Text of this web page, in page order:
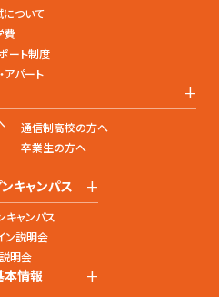
ついて
費
ート制度
アパート
+
通信制高校の方へ
卒業生の方へ
キャンパス +
キャンパス
ン説明会
明会
本情報 +